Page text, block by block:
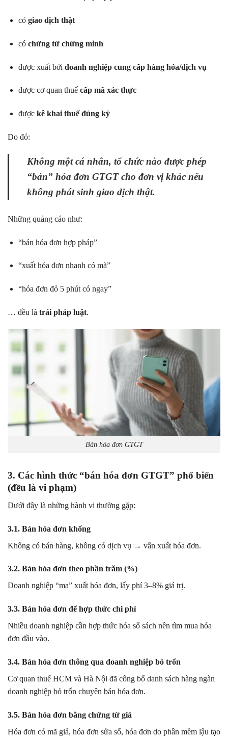
có giao dịch thật
có chứng từ chứng minh
được xuất bởi doanh nghiệp cung cấp hàng hóa/dịch vụ
được cơ quan thuế cấp mã xác thực
được kê khai thuế đúng kỳ
Do đó:
Không một cá nhân, tổ chức nào được phép
“bán” hóa đơn GTGT cho đơn vị khác nếu
không phát sinh giao dịch thật.
Những quảng cáo như:
“bán hóa đơn hợp pháp”
“xuất hóa đơn nhanh có mã”
“hóa đơn đỏ 5 phút có ngay”
… đều là trái pháp luật.
Bán hóa đơn GTGT
3. Các hình thức “bán hóa đơn GTGT” phổ biến
(đều là vi phạm)
Dưới đây là những hành vi thường gặp:
3.1. Bán hóa đơn khống
Không có bán hàng, không có dịch vụ → vẫn xuất hóa đơn.
3.2. Bán hóa đơn theo phần trăm (%)
Doanh nghiệp “ma” xuất hóa đơn, lấy phí 3–8% giá trị.
3.3. Bán hóa đơn để hợp thức chi phí
Nhiều doanh nghiệp cần hợp thức hóa sổ sách nên tìm mua hóa
đơn đầu vào.
3.4. Bán hóa đơn thông qua doanh nghiệp bỏ trốn
Cơ quan thuế HCM và Hà Nội đã công bố danh sách hàng ngàn
doanh nghiệp bỏ trốn chuyên bán hóa đơn.
3.5. Bán hóa đơn bằng chứng từ giả
Hóa đơn có mã giả, hóa đơn sửa số, hóa đơn do phần mềm lậu tạo